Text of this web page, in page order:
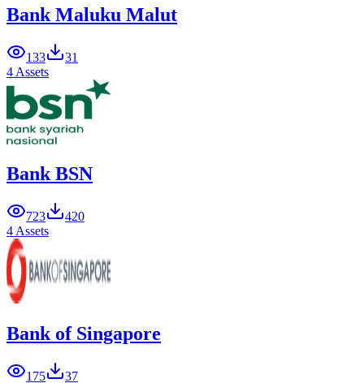
Bank Maluku Malut
133
31
4 Assets
Bank BSN
723
420
4 Assets
Bank of Singapore
175
37